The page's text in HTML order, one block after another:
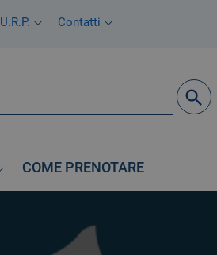
U.R.P. Contatti
COME PRENOTARE